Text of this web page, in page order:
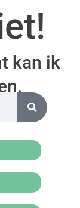
kan ik